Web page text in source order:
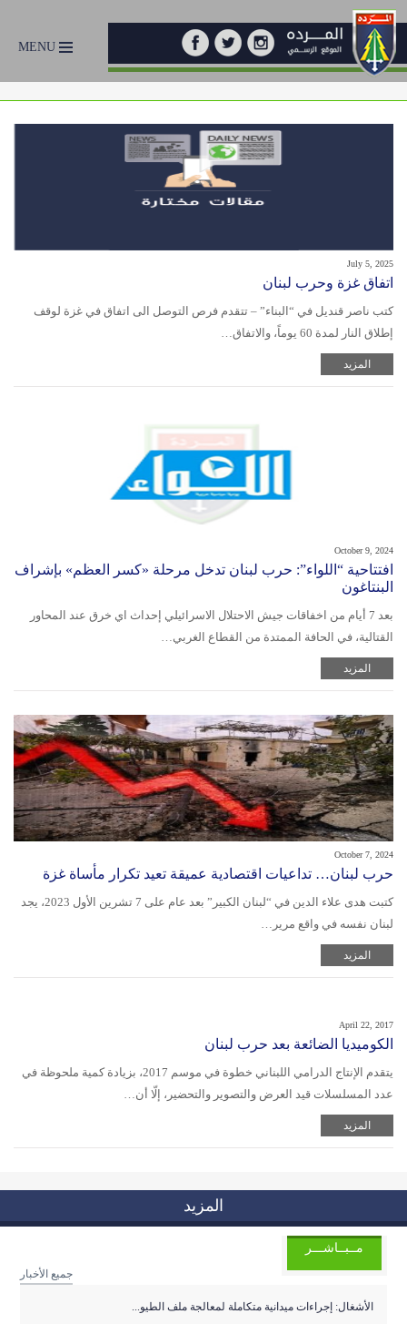
MENU
July 5, 2025
اتفاق غزة وحرب لبنان
كتب ناصر قنديل في “البناء” – تتقدم فرص التوصل الى اتفاق في غزة لوقف
إطلاق النار لمدة 60 يوماً، والاتفاق…
المزيد
October 9, 2024
افتتاحية “اللواء”: حرب لبنان تدخل مرحلة «كسر العظم» بإشراف
البنتاغون
بعد 7 أيام من اخفاقات جيش الاحتلال الاسرائيلي إحداث اي خرق عند المحاور
القتالية، في الحافة الممتدة من القطاع الغربي…
المزيد
October 7, 2024
حرب لبنان… تداعيات اقتصادية عميقة تعيد تكرار مأساة غزة
كتبت هدى علاء الدين في “لبنان الكبير” بعد عام على 7 تشرين الأول 2023، يجد
لبنان نفسه في واقع مرير…
المزيد
April 22, 2017
الكوميديا الضائعة بعد حرب لبنان
يتقدم الإنتاج الدرامي اللبناني خطوة في موسم 2017، بزيادة كمية ملحوظة في
عدد المسلسلات قيد العرض والتصوير والتحضير، إلّا أن…
المزيد
المزيد
مــبــاشـــر
جميع الأخبار
الأشغال: إجراءات ميدانية متكاملة لمعالجة ملف الطيو...